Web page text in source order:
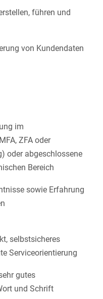
führen und
von Kundendaten
im
ZFA oder
oder abgeschlossene
Bereich
sowie Erfahrung
selbstsicheres
Serviceorientierung
gutes
und Schrift